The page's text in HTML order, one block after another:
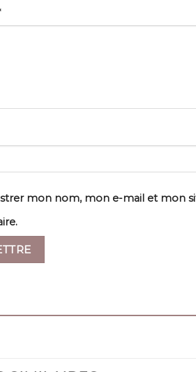
mon nom, mon e-mail et mon